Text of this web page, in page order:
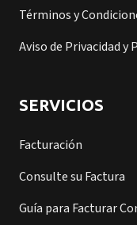
Términos y
Aviso de Privacidad y
SERVICIOS
Facturación
Consulte su Factura
Guía para Facturar